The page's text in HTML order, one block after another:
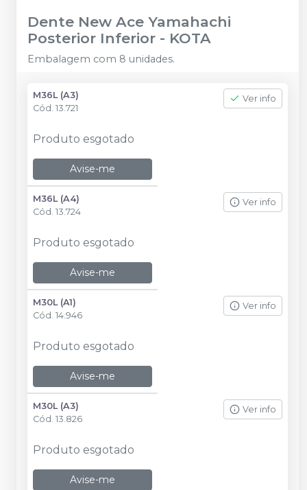
Dente New Ace Yamahachi
Posterior Inferior - KOTA
Embalagem com 8 unidades.
M36L (A3)
Cód. 13.721
Ver info
Produto esgotado
Avise-me
M36L (A4)
Cód. 13.724
Ver info
Produto esgotado
Avise-me
M30L (A1)
Cód. 14.946
Ver info
Produto esgotado
Avise-me
M30L (A3)
Cód. 13.826
Ver info
Produto esgotado
Avise-me